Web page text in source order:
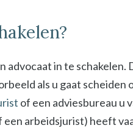
in te
als u gaat
of een adviesbureau u
arbeidsjurist) heeft